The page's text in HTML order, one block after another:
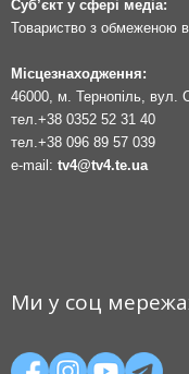
Суб’єкт у сфері медіа:
Товариство з обмеженою
Місцезнаходження:
46000, м. Тернопіль, вул.
тел. +38 0352 52 31 40
тел. +38 096 89 57 039
e-mail: tv4@tv4.te.ua
Ми у соц